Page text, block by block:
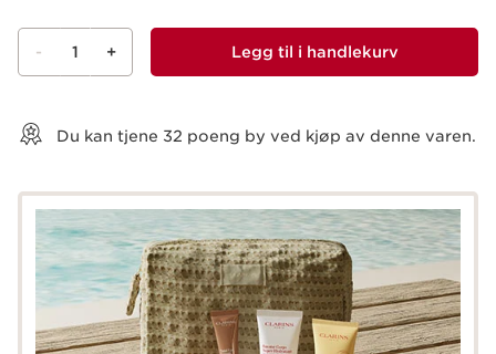
- 1 + Legg til i handlekurv
Du kan tjene 32 poeng by ved kjøp av denne varen.